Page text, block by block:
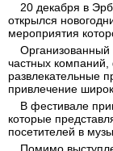
20 декабря в
открылся
мероприятия
частных компаний,
развлекательные
привлечение
В фестивале
которые
посетителей в